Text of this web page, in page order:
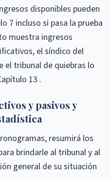
disponibles pueden
7 incluso si pasa la prueba
muestra ingresos
el síndico del
el tribunal de quiebras lo
13 .
y pasivos y
resumirá los
brindarle al tribunal y al
general de su situación